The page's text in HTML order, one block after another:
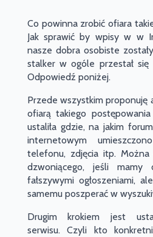
Co powinna zrobić ofiara
Jak sprawić by wpisy w w
nasze dobra osobiste
stalker w ogóle przestał
Odpowiedź poniżej.
Przede wszystkim proponuję
ofiarą takiego
ustaliła gdzie, na jakim
internetowym
telefonu, zdjęcia itp.
dzwoniącego, jeśli
fałszywymi ogłoszeniami,
samemu poszperać w
Drugim krokiem jest
serwisu. Czyli kto